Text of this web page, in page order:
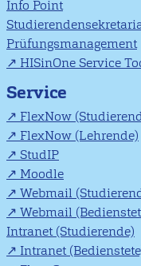
Info Point
Prüfungsmanagement
HISinOne Service
Service
FlexNow
FlexNow (Lehrende)
StudIP
Moodle
Webmail
Webmail
Intranet (Studierende)
Intranet